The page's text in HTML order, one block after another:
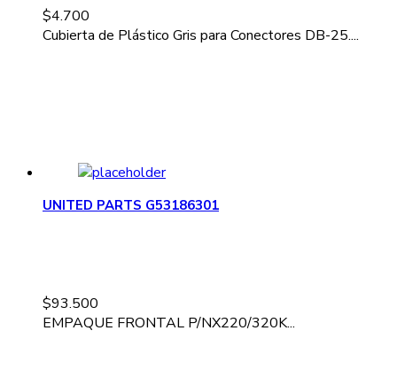
$4.700
Cubierta de Plástico Gris para Conectores DB-25....
UNITED PARTS G53186301
$93.500
EMPAQUE FRONTAL P/NX220/320K...